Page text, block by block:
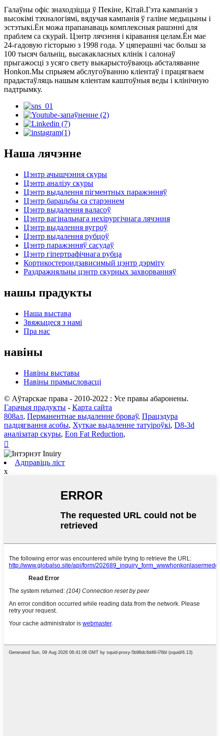
Галаўны офіс знаходзіцца ў Пекіне, Кітай.Гэта кампанія з
высокімі тэхналогіямі, вядучая кампанія ў галіне медыцыны і
эстэтыкі.Ён можа прапанаваць комплексныя рашэнні для
праблем са скурай. Цэнтр лячэння і кіравання целам.Ён мае
24-гадовую гісторыю з 1998 года. У цяперашні час больш за
100 тысяч бальніц, высакакласных клінік і салонаў
прыгажосці з усяго свету выкарыстоўваюць абсталяванне
Honkon.Мы спрыяем абслугоўванню кліентаў і працягваем
прадастаўляць нашым кліентам каштоўныя веды і клінічную
падтрымку.
Наша лячэнне
Цэнтр ачышчэння скуры
Цэнтр аналізу скуры
Цэнтр выдалення пігментных паражэнняў
Цэнтр барацьбы са старэннем
Цэнтр выдалення валасоў
Цэнтр вагінальнага нехірургічнага лячэння
Цэнтр выдалення вугроў
Цэнтр выдалення рубцоў
Цэнтр паражэнняў сасудаў
Цэнтр гіпертрафічнага рубца
Кортикостероидзависимый цэнтр дэрміту
Раздражняльны цэнтр скурных захворванняў
нашы прадукты
Наша выстава
Звяжыцеся з намі
Пра нас
навіны
Навіны выставы
Навіны прамысловасці
© Аўтарскае права - 2010-2022 : Усе правы абаронены.
Гарачыя прадукты - Карта сайта
808ал, Перманентнае выдаленне броваў, Працэдура
падцягвання асобы, Хуткае выдаленне татуіроўкі, D8-3d
аналізатар скуры, Eon Fat Reduction,

Адправіць ліст
x